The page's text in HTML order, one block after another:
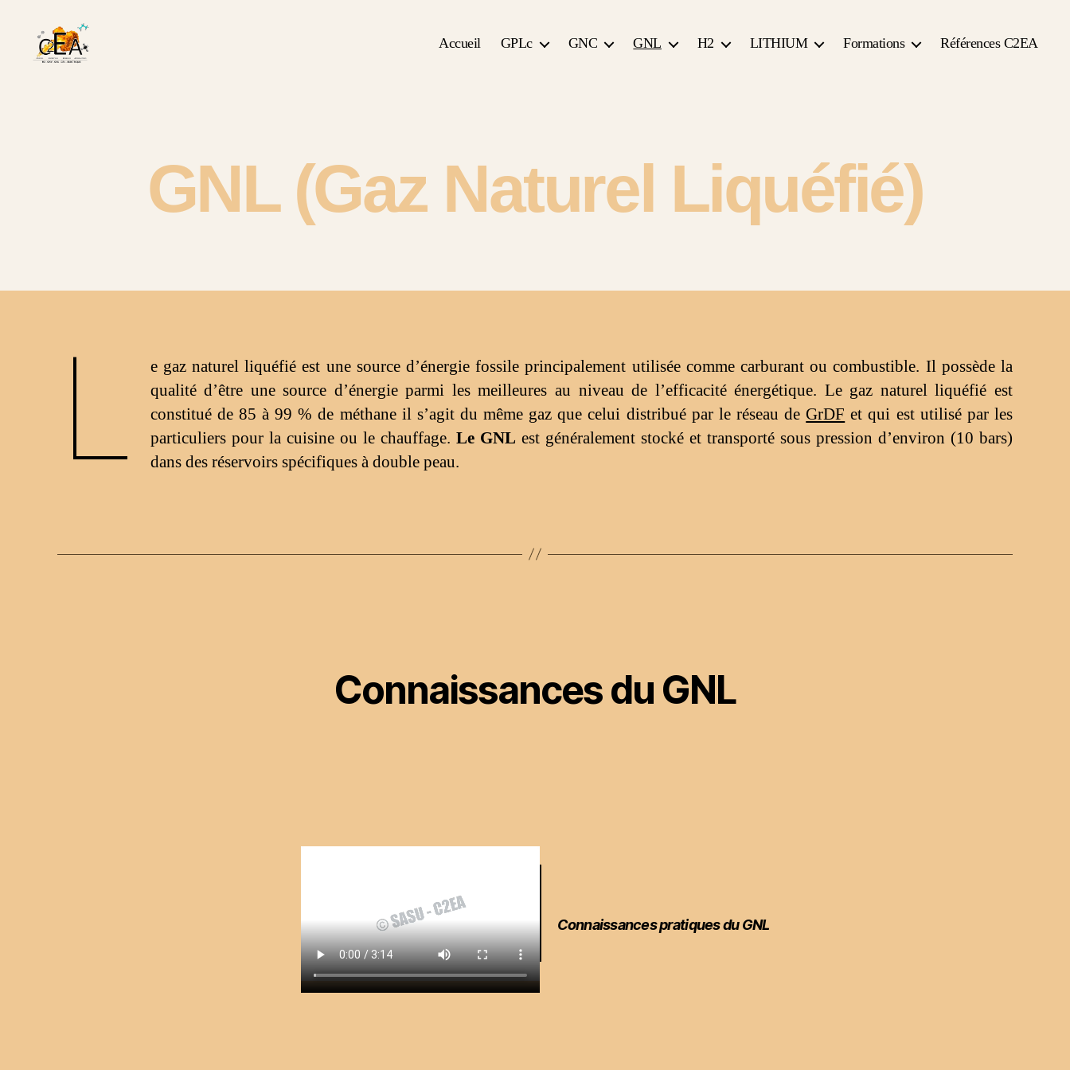
Accueil GPLc GNC GNL H2 LITHIUM Formations Références C2EA
GNL (Gaz Naturel Liquéfié)
L
e gaz naturel liquéfié est une source d’énergie fossile principalement utilisée comme carburant ou combustible. Il possède la
qualité d’être une source d’énergie parmi les meilleures au niveau de l’efficacité énergétique. Le gaz naturel liquéfié est
constitué de 85 à 99 % de méthane il s’agit du même gaz que celui distribué par le réseau deGrDF et qui est utilisé par les
particuliers pour la cuisine ou le chauffage. Le GNL est généralement stocké et transporté sous pression d’environ (10 bars)
dans des réservoirs spécifiques à double peau.
Connaissances du GNL
Connaissances pratiques du GNL